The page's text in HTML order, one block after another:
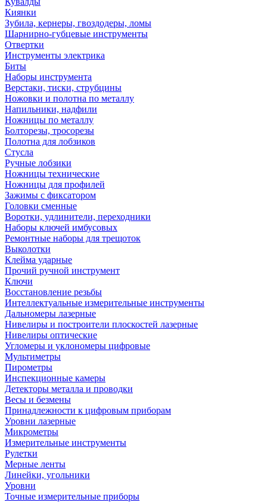
Киянки
Зубила, кернеры, гвоздодеры, ломы
Шарнирно-губцевые инструменты
Отвертки
Инструменты электрика
Биты
Наборы инструмента
Верстаки, тиски, струбцины
Ножовки и полотна по металлу
Напильники, надфили
Ножницы по металлу
Болторезы, тросорезы
Полотна для лобзиков
Стусла
Ручные лобзики
Ножницы технические
Ножницы для профилей
Зажимы с фиксатором
Головки сменные
Воротки, удлинители, переходники
Наборы ключей имбусовых
Ремонтные наборы для трещоток
Выколотки
Клейма ударные
Прочий ручной инструмент
Ключи
Восстановление резьбы
Интеллектуальные измерительные инструменты
Дальномеры лазерные
Нивелиры и построители плоскостей лазерные
Нивелиры оптические
Угломеры и уклономеры цифровые
Мультиметры
Пирометры
Инспекционные камеры
Детекторы металла и проводки
Весы и безмены
Принадлежности к цифровым приборам
Уровни лазерные
Микрометры
Измерительные инструменты
Рулетки
Мерные ленты
Линейки, угольники
Уровни
Точные измерительные приборы